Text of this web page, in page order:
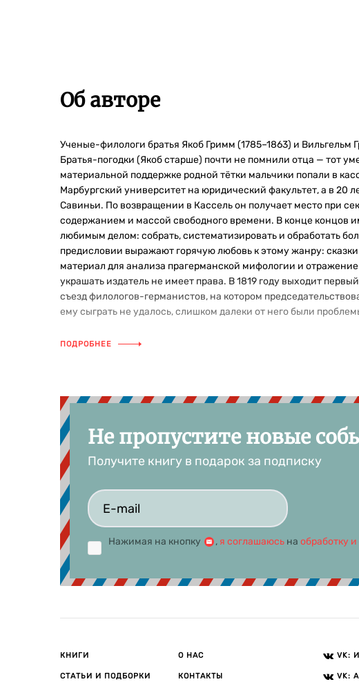
Об авторе
Ученые-филологи братья Якоб Гримм (1785–1863) и Вильгельм
Братья-погодки (Якоб старше) почти не помнили отца — тот
материальной поддержке родной тётки мальчики попали в
Марбургский университет на юридический факультет, а в 20
Савиньи. По возвращении в Кассель он получает место при
содержанием и массой свободного времени. В конце концов
любимым делом: собрать, систематизировать и обработать
предисловии выражают горячую любовь к этому жанру:
материал для анализа прагерманской мифологии и
украшать издатель не имеет права. В 1819 году выходит
съезд филологов-германистов, на котором
ему сыграть не удалось, слишком далеки от него были
ПОДРОБНЕЕ
Не пропустите новые
Получите книгу в подарок за подписку
Нажимая на кнопку , я соглашаюсь на обработку
КНИГИ
СТАТЬИ И ПОДБОРКИ
О НАС
КОНТАКТЫ
VK:
VK: